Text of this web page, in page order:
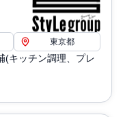
東京都
(キッチン調理、プレ